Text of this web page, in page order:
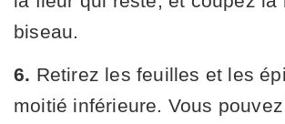
biseau.
6. Retirez les feuilles et les
moitié inférieure. Vous